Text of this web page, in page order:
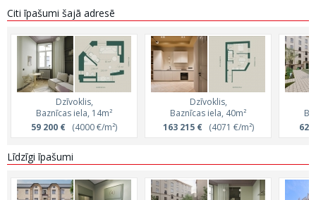
Citi īpašumi šajā adresē
Dzīvoklis,
Baznīcas iela, 14m²
59 200 € (4000 €/m²)
Dzīvoklis,
Baznīcas iela, 40m²
163 215 €(4071 €/m²)
62
Līdzīgi īpašumi